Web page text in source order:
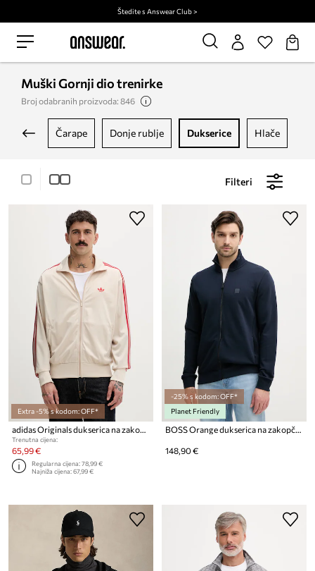
Štedite s Answear Club >
Muški Gornji dio trenirke
Broj odabranih proizvoda: 846
čarape donje rublje dukserice hlače
Filteri
Extra -5% s kodom: OFF*
adidas Originals dukserica na zakopčavanje za muškarce Firebird
Trenutna cijena:
65,99 €
Regularna cijena:78,99 €
Najniža cijena:67,99 €
-25% s kodom: OFF*
Planet Friendly
BOSS Orange dukserica na zakopčavanje muška od pamuka Zestart
148,90 €